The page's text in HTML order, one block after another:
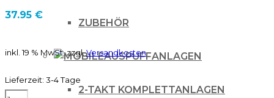
ZUBEHÖR
AUSPUFFANLAGEN
2-TAKT KOMPLETTANLAGEN
37.95 €
inkl. 19 % MwSt. zzgl.Versandkosten
Lieferzeit: 3-4 Tage